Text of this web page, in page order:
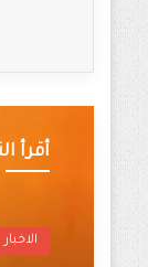
أقرأ
الاخبار